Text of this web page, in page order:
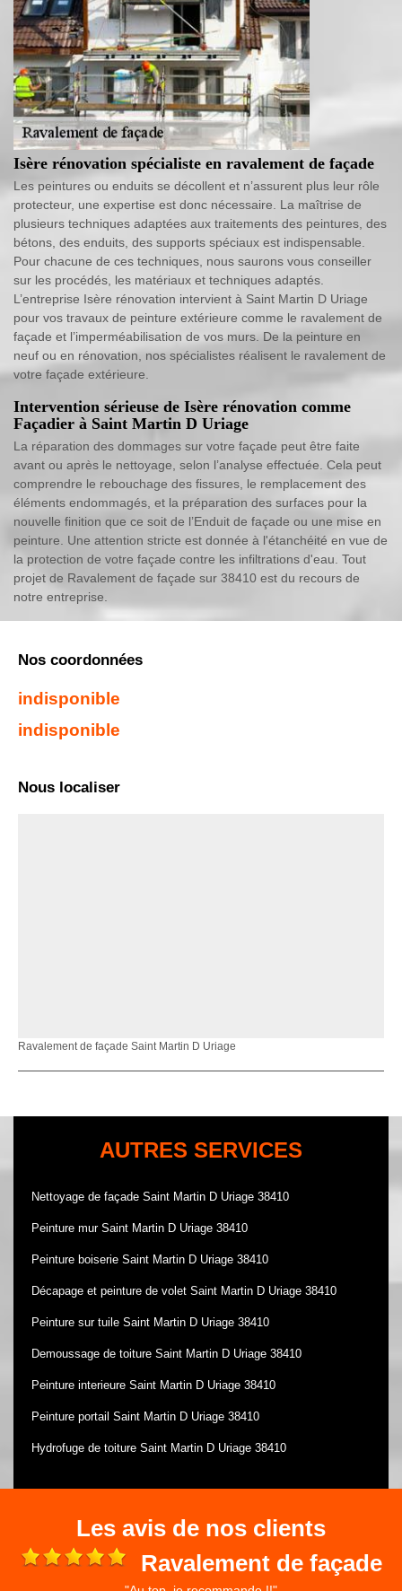
Isère rénovation spécialiste en ravalement de façade
Les peintures ou enduits se décollent et n’assurent plus leur rôle
protecteur, une expertise est donc nécessaire. La maîtrise de
plusieurs techniques adaptées aux traitements des peintures, des
bétons, des enduits, des supports spéciaux est indispensable.
Pour chacune de ces techniques, nous saurons vous conseiller
sur les procédés, les matériaux et techniques adaptés.
L’entreprise Isère rénovation intervient à Saint Martin D Uriage
pour vos travaux de peinture extérieure comme le ravalement de
façade et l’imperméabilisation de vos murs. De la peinture en
neuf ou en rénovation, nos spécialistes réalisent le ravalement de
votre façade extérieure.
Intervention sérieuse de Isère rénovation comme
Façadier à Saint Martin D Uriage
La réparation des dommages sur votre façade peut être faite
avant ou après le nettoyage, selon l’analyse effectuée. Cela peut
comprendre le rebouchage des fissures, le remplacement des
éléments endommagés, et la préparation des surfaces pour la
nouvelle finition que ce soit de l’Enduit de façade ou une mise en
peinture. Une attention stricte est donnée à l'étanchéité en vue de
la protection de votre façade contre les infiltrations d'eau. Tout
projet de Ravalement de façade sur 38410 est du recours de
notre entreprise.
Nos coordonnées
indisponible
indisponible
Nous localiser
Ravalement de façade Saint Martin D Uriage
AUTRES SERVICES
Nettoyage de façade Saint Martin D Uriage 38410
Peinture mur Saint Martin D Uriage 38410
Peinture boiserie Saint Martin D Uriage 38410
Décapage et peinture de volet Saint Martin D Uriage 38410
Peinture sur tuile Saint Martin D Uriage 38410
Demoussage de toiture Saint Martin D Uriage 38410
Peinture interieure Saint Martin D Uriage 38410
Peinture portail Saint Martin D Uriage 38410
Hydrofuge de toiture Saint Martin D Uriage 38410
Les avis de nos clients
Ravalement de façade